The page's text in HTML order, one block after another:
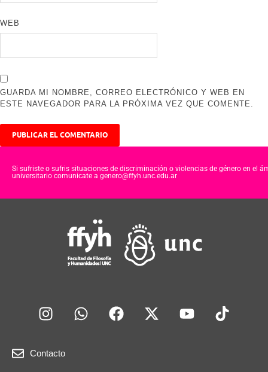
WEB
GUARDA MI NOMBRE, CORREO ELECTRÓNICO Y WEB EN
ESTE NAVEGADOR PARA LA PRÓXIMA VEZ QUE COMENTE.
Si sufriste o sufris situaciones de discriminación o violencias de género en el
universitario comunicate a genero@ffyh.unc.edu.ar
Contacto